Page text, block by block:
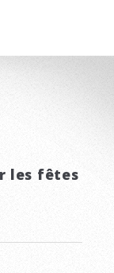
les fêtes